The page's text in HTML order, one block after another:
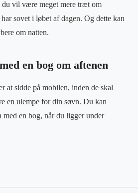
vil være meget mere træt om
sovet i løbet af dagen. Og dette kan
om natten.
en bog om aftenen
at sidde på mobilen, inden de skal
en ulempe for din søvn. Du kan
med en bog, når du ligger under